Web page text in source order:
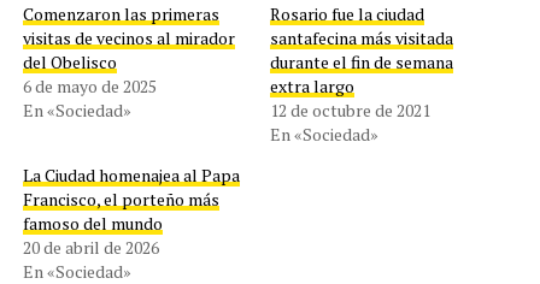
Comenzaron las primeras
visitas de vecinos al mirador
del Obelisco
6 de mayo de 2025
En «Sociedad»
Rosario fue la ciudad
santafecina más visitada
durante el fin de semana
extra largo
12 de octubre de 2021
En «Sociedad»
La Ciudad homenajea al Papa
Francisco, el porteño más
famoso del mundo
20 de abril de 2026
En «Sociedad»